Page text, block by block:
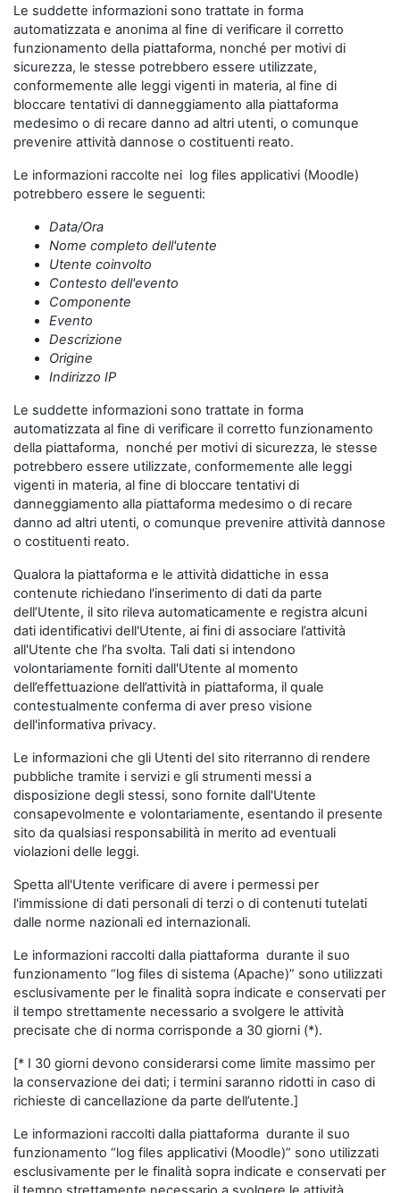
Le suddette informazioni sono trattate in forma
automatizzata e anonima al fine di verificare il corretto
funzionamento della piattaforma, nonché per motivi di
sicurezza, le stesse potrebbero essere utilizzate,
conformemente alle leggi vigenti in materia, al fine di
bloccare tentativi di danneggiamento alla piattaforma
medesimo o di recare danno ad altri utenti, o comunque
prevenire attività dannose o costituenti reato.
Le informazioni raccolte nei log files applicativi (Moodle)
potrebbero essere le seguenti:
Data/Ora
Nome completo dell'utente
Utente coinvolto
Contesto dell'evento
Componente
Evento
Descrizione
Origine
Indirizzo IP
Le suddette informazioni sono trattate in forma
automatizzata al fine di verificare il corretto funzionamento
della piattaforma, nonché per motivi di sicurezza, le stesse
potrebbero essere utilizzate, conformemente alle leggi
vigenti in materia, al fine di bloccare tentativi di
danneggiamento alla piattaforma medesimo o di recare
danno ad altri utenti, o comunque prevenire attività dannose
o costituenti reato.
Qualora la piattaforma e le attività didattiche in essa
contenute richiedano l'inserimento di dati da parte
dell’Utente, il sito rileva automaticamente e registra alcuni
dati identificativi dell'Utente, ai fini di associare l’attività
all'Utente che l’ha svolta. Tali dati si intendono
volontariamente forniti dall'Utente al momento
dell’effettuazione dell’attività in piattaforma, il quale
contestualmente conferma di aver preso visione
dell'informativa privacy.
Le informazioni che gli Utenti del sito riterranno di rendere
pubbliche tramite i servizi e gli strumenti messi a
disposizione degli stessi, sono fornite dall'Utente
consapevolmente e volontariamente, esentando il presente
sito da qualsiasi responsabilità in merito ad eventuali
violazioni delle leggi.
Spetta all'Utente verificare di avere i permessi per
l'immissione di dati personali di terzi o di contenuti tutelati
dalle norme nazionali ed internazionali.
Le informazioni raccolti dalla piattaforma durante il suo
funzionamento “log files di sistema (Apache)” sono utilizzati
esclusivamente per le finalità sopra indicate e conservati per
il tempo strettamente necessario a svolgere le attività
precisate che di norma corrisponde a 30 giorni (*).
[* I 30 giorni devono considerarsi come limite massimo per
la conservazione dei dati; i termini saranno ridotti in caso di
richieste di cancellazione da parte dell’utente.]
Le informazioni raccolti dalla piattaforma durante il suo
funzionamento “log files applicativi (Moodle)” sono utilizzati
esclusivamente per le finalità sopra indicate e conservati per